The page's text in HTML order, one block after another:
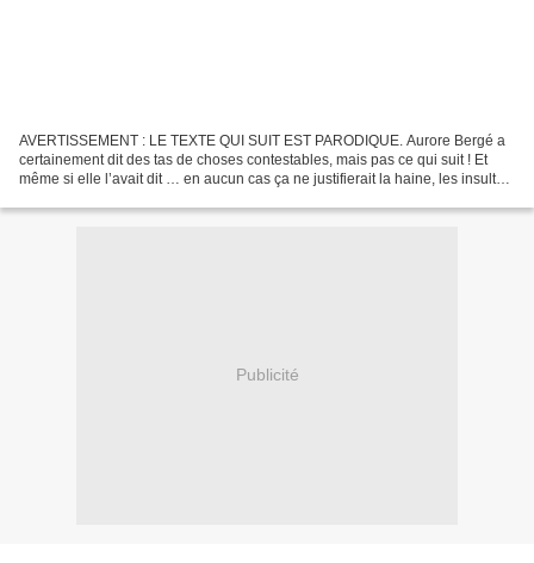
AVERTISSEMENT : LE TEXTE QUI SUIT EST PARODIQUE. Aurore Bergé a
certainement dit des tas de choses contestables, mais pas ce qui suit ! Et
même si elle l’avait dit … en aucun cas ça ne justifierait la haine, les insultes
Publicité